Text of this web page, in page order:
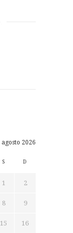
agosto 2026
S D
1 2
8 9
15 16